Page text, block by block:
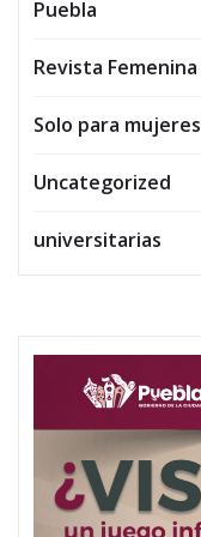
Puebla
Revista Femenina
Solo para mujeres
Uncategorized
universitarias